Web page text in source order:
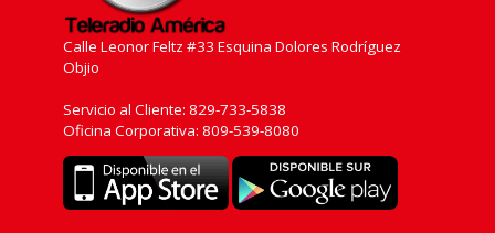
Calle Leonor Feltz #33 Esquina Dolores Rodríguez
Objio
Servicio al Cliente: 829-733-5838
Oficina Corporativa: 809-539-8080